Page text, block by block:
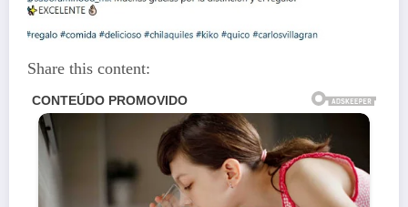
Share this content: